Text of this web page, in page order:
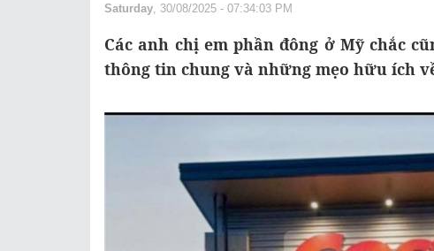
Saturday , 30/08/2025 - 07:34:03 PM
Các anh chị em phần đông ở Mỹ chắc
thông tin chung và những mẹo hữu ích